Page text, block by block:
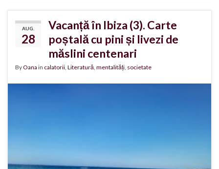
AUG.
28
Vacanță în Ibiza (3). Carte
poștală cu pini și livezi de
măslini centenari
ByOana in calatorii Literatură mentalități societate